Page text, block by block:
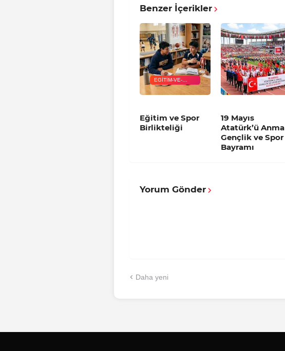
Benzer İçerikler
EGITIM-VE-
Eğitim ve Spor
Birlikteliği
19 Mayıs
Atatürk’ü Anma
Gençlik ve Spor
Bayramı
Yorum Gönder
Daha yeni